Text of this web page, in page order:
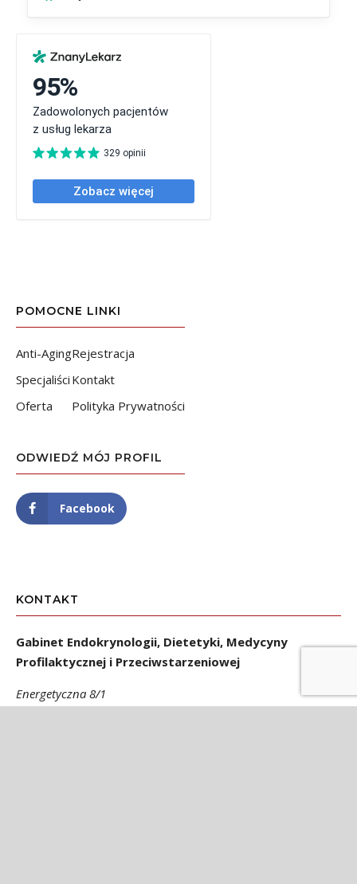
POMOCNE LINKI
Anti-Aging
Specjaliści
Oferta
Rejestracja
Kontakt
Polityka Prywatności
ODWIEDŹ MÓJ PROFIL
Facebook
KONTAKT
Gabinet Endokrynologii, Dietetyki, Medycyny
Profilaktycznej i Przeciwstarzeniowej
Energetyczna 8/1